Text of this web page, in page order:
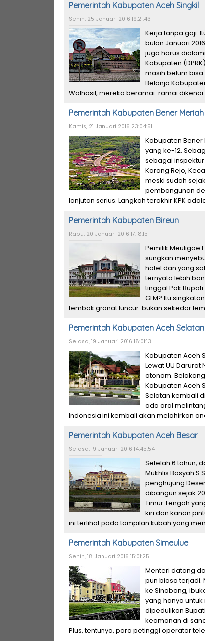
Pemerintah Kabupaten Aceh Singkil
Senin, 25 Januari 2016 19:21:43
Kerja tanpa gaji.
bulan Januari
juga harus
Kabupaten
masih belum
Belanja
Walhasil, mereka beramai-ramai dikenai
Pemerintah Kabupaten Bener Meriah
Kamis, 21 Januari 2016 23:04:51
Kabupaten Bener
yang ke-12.
sebagai
Karang Rejo,
meski sudah
pembangunan
lanjutan serius. Langkah terakhir KPK
Pemerintah Kabupaten Bireun
Rabu, 20 Januari 2016 17:18:15
Pemilik Meuligoe
sungkan
hotel dan yang
ternyata lebih
tinggal Pak
GLM? Itu
tembak granat luncur: bukan sekedar
Pemerintah Kabupaten Aceh Selatan
Selasa, 19 Januari 2016 18:01:13
Kabupaten Aceh
Lewat UU
otonom.
Kabupaten Aceh
Selatan kembali
ada aral
Indonesia ini kembali akan melahirkan
Pemerintah Kabupaten Aceh Besar
Selasa, 19 Januari 2016 14:45:54
Setelah 6 tahun,
Mukhlis Basyah
penghujung
dibangun sejak
Timur Tengah
kiri dan kanan
ini terlihat pada tampilan kubah yang
Pemerintah Kabupaten Simeulue
Senin, 18 Januari 2016 15:01:25
Menteri datang
pun biasa terjadi.
ke Sinabang,
yang hanya untuk
dipedulikan
keamanan di
Plus, tentunya, para petinggi operator